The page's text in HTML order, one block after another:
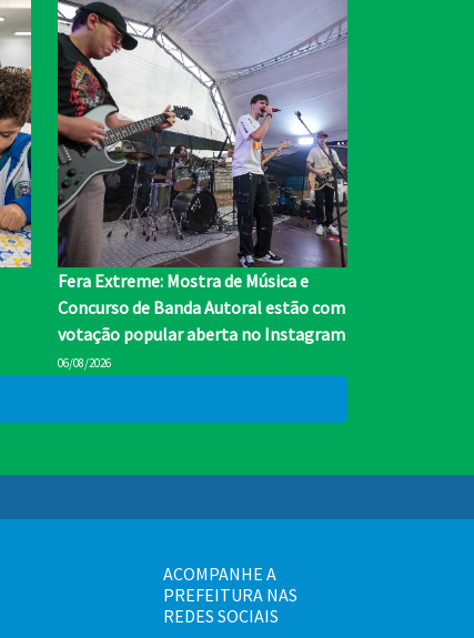
Fera Extreme: Mostra de Música e
Concurso de Banda Autoral estão com
votação popular aberta no Instagram
06/08/2026
ACOMPANHE A
PREFEITURA NAS
REDES SOCIAIS